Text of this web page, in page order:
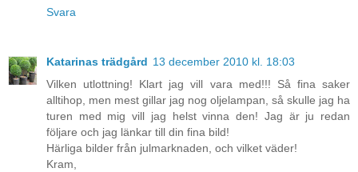
Svara
Katarinas trädgård 13 december 2010 kl. 18:03
Vilken utlottning! Klart jag vill vara med!!! Så fina saker
alltihop, men mest gillar jag nog oljelampan, så skulle jag ha
turen med mig vill jag helst vinna den! Jag är ju redan
följare och jag länkar till din fina bild!
Härliga bilder från julmarknaden, och vilket väder!
Kram,